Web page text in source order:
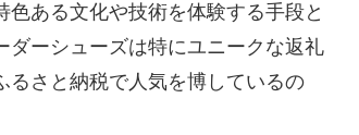
ある文化や技術を体験する手段と
ダーシューズは特にユニークな返礼
るさと納税で人気を博しているの